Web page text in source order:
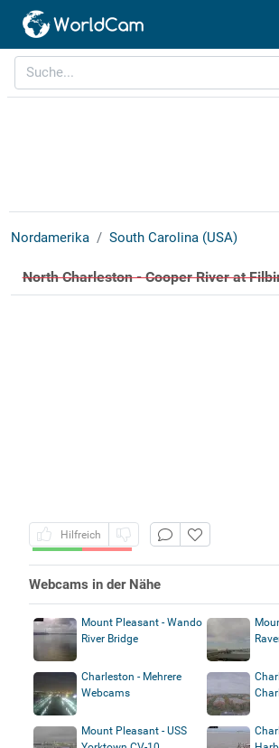
Nordamerika South Carolina (USA)
North Charleston - Cooper River at
Hilfreich
Webcams in der Nähe
Mount Pleasant - Wando
River Bridge
Charleston - Mehrere
Webcams
Mount Pleasant - USS